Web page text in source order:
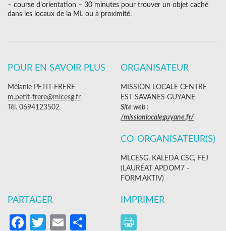
– course d’orientation – 30 minutes pour trouver un objet caché
dans les locaux de la ML ou à proximité.
POUR EN SAVOIR PLUS
Mélanie PETIT-FRERE
m.petit-frere@mlcesg.fr
Tél. 0694123502
ORGANISATEUR
MISSION LOCALE CENTRE
EST SAVANES GUYANE
Site web :
/missionlocaleguyane.fr/
CO-ORGANISATEUR(S)
MLCESG, KALEDA CSC, FEJ
(LAURÉAT APDOM7 -
FORM'AKTIV)
PARTAGER
Facebook
Twitter
EmailPartager
IMPRIMER